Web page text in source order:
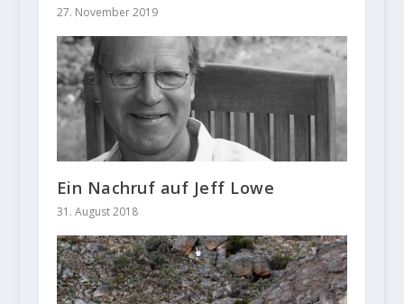
27. November 2019
Ein Nachruf auf Jeff Lowe
31. August 2018